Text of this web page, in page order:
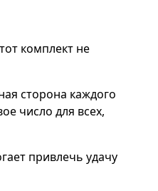
комплект не
сторона каждого
число для всех,
привлечь удачу